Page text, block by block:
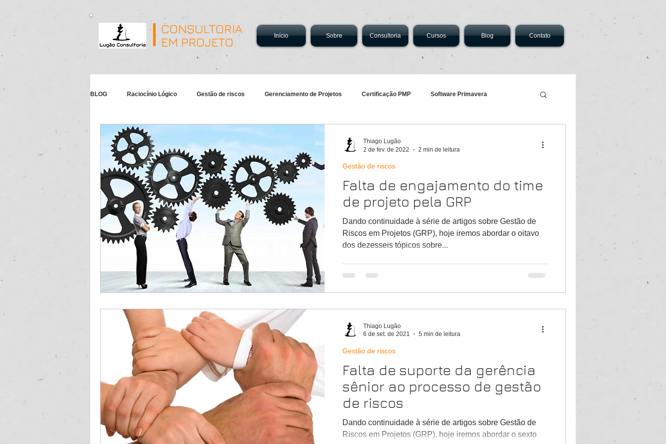
CONSULTORIA
EM PROJETO
Início Sobre Consultoria Cursos Blog Contato
BLOG Raciocínio Lógico Gestão de riscos Gerenciamento de Projetos Certificação PMP Software Primavera
MS-Project
Falta de engajamento do time
de projeto pela GRP
Dando continuidade à série de artigos sobre Gestão de
Riscos em Projetos (GRP), hoje iremos abordar o oitavo
dos dezesseis tópicos sobre...
Gestão de riscos
Thiago Lugão
2 de fev. de 2022
2 min de leitura
Falta de suporte da gerência
sênior ao processo de gestão
de riscos
Dando continuidade à série de artigos sobre Gestão de
Riscos em Projetos (GRP), hoje iremos abordar o sexto
Gestão de riscos
Thiago Lugão
6 de set. de 2021
5 min de leitura